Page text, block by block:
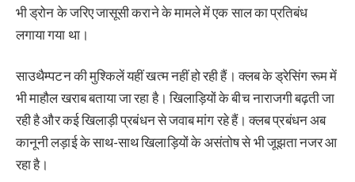
भी ड्रोन के जरिए जासूसी कराने के मामले में एक साल का प्रतिबंध
लगाया गया था।
साउथैम्पटन की मुश्किलें यहीं खत्म नहीं हो रही हैं। क्लब के ड्रेसिंग रूम में
भी माहौल खराब बताया जा रहा है। खिलाड़ियों के बीच नाराजगी बढ़ती जा
रही है और कई खिलाड़ी प्रबंधन से जवाब मांग रहे हैं। क्लब प्रबंधन अब
कानूनी लड़ाई के साथ-साथ खिलाड़ियों के असंतोष से भी जूझता नजर आ
रहा है।